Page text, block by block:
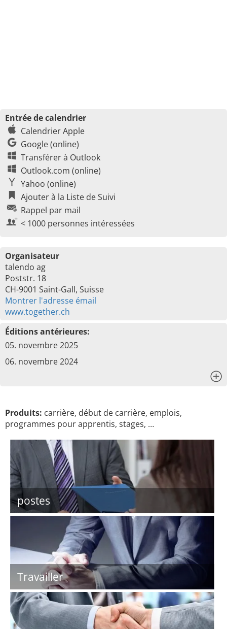
Entrée de calendrier
Calendrier Apple
Google (online)
Transférer à Outlook
Outlook.com (online)
Yahoo (online)
Ajouter à la Liste de Suivi
Rappel par mail
< 1000 personnes intéressées
Organisateur
talendo ag
Poststr. 18
CH-9001 Saint-Gall, Suisse
Montrer l'adresse émail
www.together.ch
Éditions antérieures:
05. novembre 2025
06. novembre 2024
Produits: carrière, début de carrière, emplois,
programmes pour apprentis, stages, …
postes
Travailler